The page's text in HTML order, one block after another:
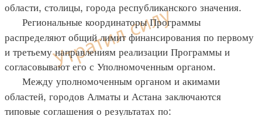
области, столицы, города республиканского значения.
Региональные координаторы Программы
распределяют общий лимит финансирования по первому
и третьему направлениям реализации Программы и
согласовывают его с Уполномоченным органом.
Между уполномоченным органом и акимами
областей, городов Алматы и Астана заключаются
типовые соглашения о результатах по: